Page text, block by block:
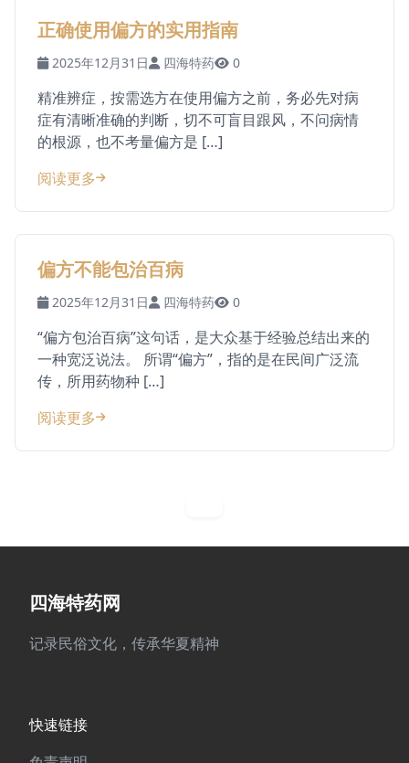
正确使用偏方的实用指南
2025年12月31日 四海特药 0
精准辨症，按需选方在使用偏方之前，务必先对病
症有清晰准确的判断，切不可盲目跟风，不问病情
的根源，也不考量偏方是 […]
阅读更多
偏方不能包治百病
2025年12月31日 四海特药 0
“偏方包治百病”这句话，是大众基于经验总结出来的
一种宽泛说法。 所谓“偏方”，指的是在民间广泛流
传，所用药物种 […]
阅读更多
四海特药网
记录民俗文化，传承华夏精神
快速链接